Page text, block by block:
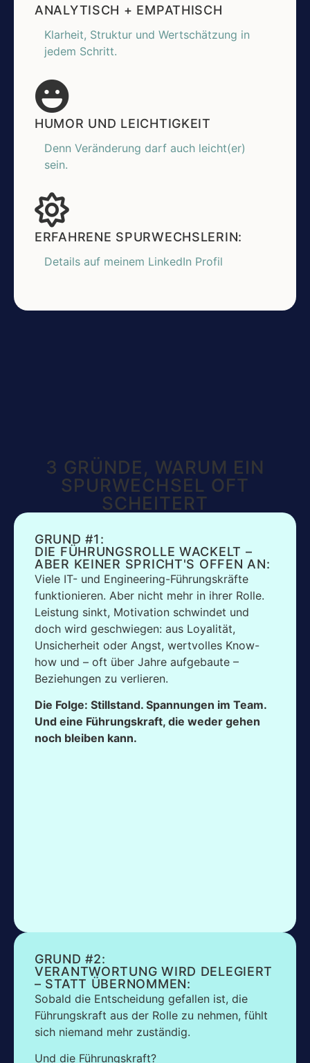
ANALYTISCH + EMPATHISCH
Klarheit, Struktur und Wertschätzung in
jedem Schritt.
HUMOR UND LEICHTIGKEIT
Denn Veränderung darf auch leicht(er)
sein.
ERFAHRENE SPURWECHSLERIN:
Details auf meinem LinkedIn Profil
3 GRÜNDE, WARUM EIN
SPURWECHSEL OFT
SCHEITERT
GRUND #1:
DIE FÜHRUNGSROLLE WACKELT –
ABER KEINER SPRICHT'S OFFEN AN:
Viele IT- und Engineering-Führungskräfte
funktionieren. Aber nicht mehr in ihrer Rolle.
Leistung sinkt, Motivation schwindet und
doch wird geschwiegen: aus Loyalität,
Unsicherheit oder Angst, wertvolles Know-
how und – oft über Jahre aufgebaute –
Beziehungen zu verlieren.
Die Folge: Stillstand. Spannungen im Team.
Und eine Führungskraft, die weder gehen
noch bleiben kann.
GRUND #2:
VERANTWORTUNG WIRD DELEGIERT
– STATT ÜBERNOMMEN:
Sobald die Entscheidung gefallen ist, die
Führungskraft aus der Rolle zu nehmen, fühlt
sich niemand mehr zuständig.
Und die Führungskraft?